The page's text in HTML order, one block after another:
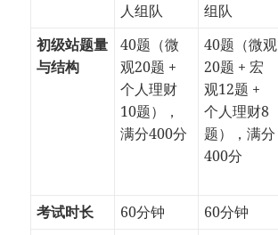
人组队
组队
初级站题量
与结构
40题（微
观20题 +
个人理财
10题），
满分400分
40题（微观
20题 + 宏
观12题 +
个人理财8
题），满分
400分
考试时长
60分钟 60分钟